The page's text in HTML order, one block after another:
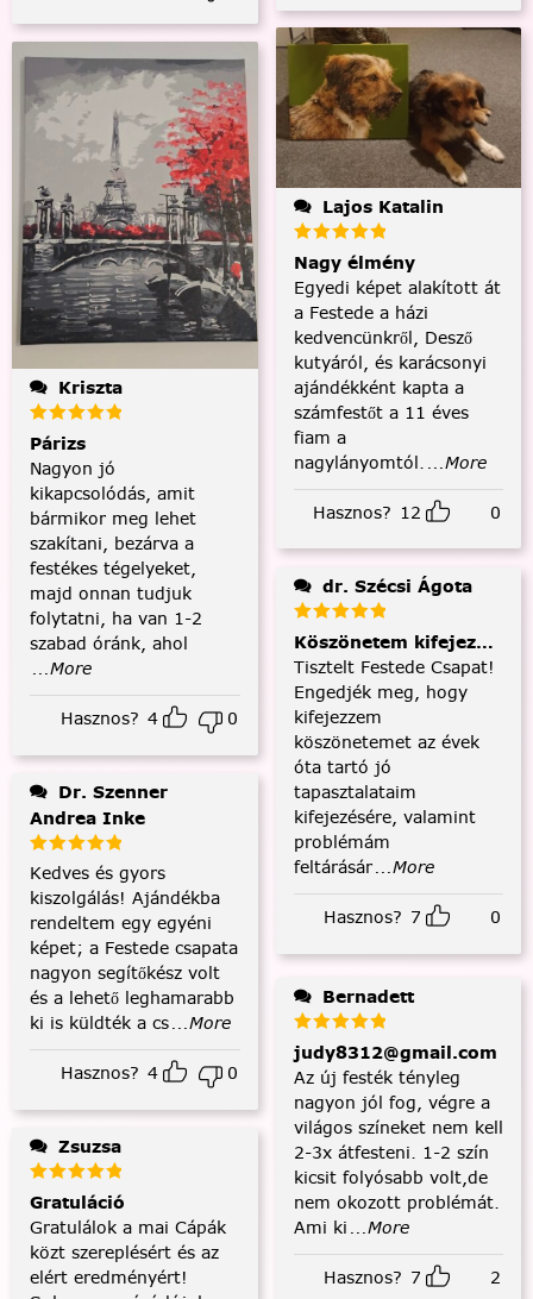
Kriszta
Párizs
Nagyon jó
kikapcsolódás, amit
bármikor meg lehet
szakítani, bezárva a
festékes tégelyeket,
majd onnan tudjuk
folytatni, ha van 1-2
szabad óránk, ahol
...More
Hasznos? 4 0
Andrea Inke
Kedves és gyors
kiszolgálás! Ajándékba
rendeltem egy egyéni
képet; a Festede csapata
nagyon segítőkész volt
és a lehető leghamarabb
ki is küldték a cs...More
Hasznos? 4 0
Zsuzsa
Gratuláció
Gratulálok a mai Cápák
közt szereplésért és az
elért eredményért!
Lajos Katalin
Nagy élmény
Egyedi képet alakított át
a Festede a házi
kedvencünkről, Desző
kutyáról, és karácsonyi
ajándékként kapta a
számfestőt a 11 éves
fiam a
nagylányomtól. ...More
Hasznos? 12 0
dr. Szécsi Ágota
Köszönetem kifejezése
Tisztelt Festede Csapat!
Engedjék meg, hogy
kifejezzem
köszönetemet az évek
óta tartó jó
tapasztalataim
kifejezésére, valamint
problémám
feltárásár...More
Hasznos? 7 0
Bernadett
judy8312@gmail.com
Az új festék tényleg
nagyon jól fog, végre a
világos színeket nem kell
2-3x átfesteni. 1-2 szín
kicsit folyósabb volt,de
nem okozott problémát.
Ami ki ...More
Hasznos? 7 2